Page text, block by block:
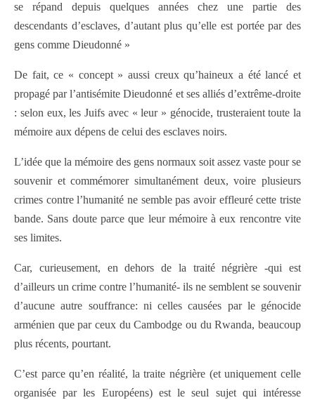
se répand depuis quelques années chez une partie des
descendants d’esclaves, d’autant plus qu’elle est portée par des
gens comme Dieudonné »
De fait, ce « concept » aussi creux qu’haineux a été lancé et
propagé par l’antisémite Dieudonné et ses alliés d’extrême-droite
: selon eux, les Juifs avec « leur » génocide, trusteraient toute la
mémoire aux dépens de celui des esclaves noirs.
L’idée que la mémoire des gens normaux soit assez vaste pour se
souvenir et commémorer simultanément deux, voire plusieurs
crimes contre l’humanité ne semble pas avoir effleuré cette triste
bande. Sans doute parce que leur mémoire à eux rencontre vite
ses limites.
Car, curieusement, en dehors de la traité négrière -qui est
d’ailleurs un crime contre l’humanité- ils ne semblent se souvenir
d’aucune autre souffrance: ni celles causées par le génocide
arménien que par ceux du Cambodge ou du Rwanda, beaucoup
plus récents, pourtant.
C’est parce qu’en réalité, la traite négrière (et uniquement celle
organisée par les Européens) est le seul sujet qui intéresse